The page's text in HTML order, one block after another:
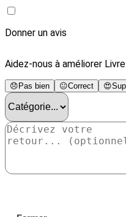
Donner un avis
Aidez-nous à améliorer
😞 Pas bien 😐Correct 😍